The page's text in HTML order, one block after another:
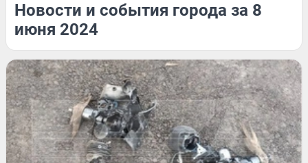
Новости и события города за 8
июня 2024